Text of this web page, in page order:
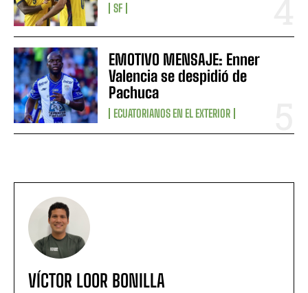
SF
EMOTIVO MENSAJE: Enner
Valencia se despidió de
Pachuca
ECUATORIANOS EN EL EXTERIOR
VÍCTOR LOOR BONILLA